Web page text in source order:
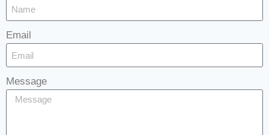
Email
Message